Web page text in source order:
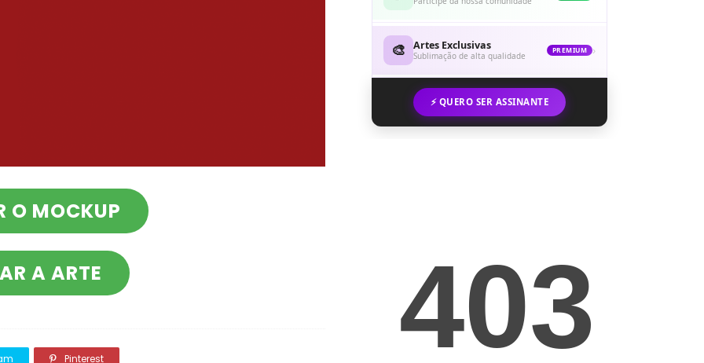
O MOCKUP
A ARTE
Pinterest
🎨 Artes Exclusivas
Sublimação de alta qualidade
PREMIUM ›
⚡ QUERO SER ASSINANTE